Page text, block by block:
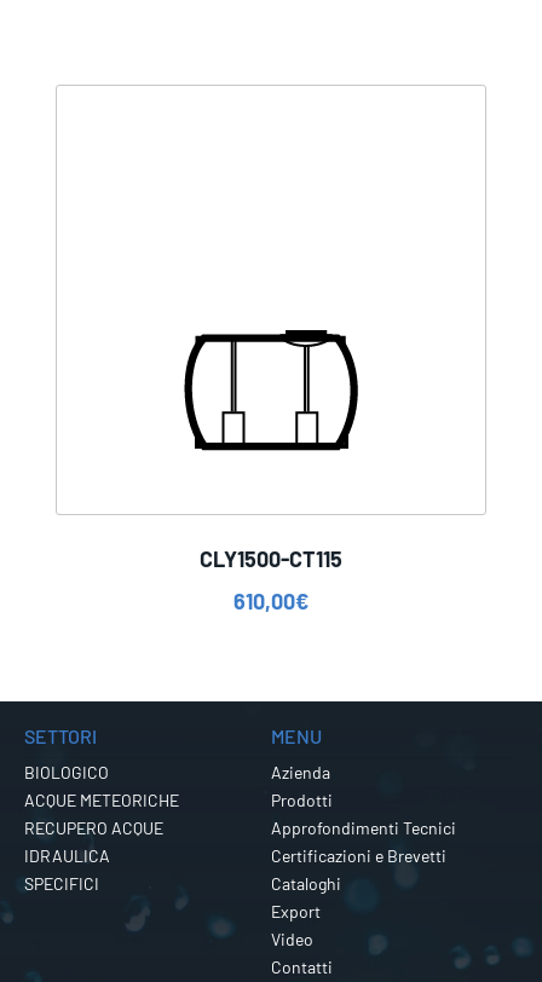
CLY1500-CT115
610,00€
SETTORI
BIOLOGICO
ACQUE METEORICHE
RECUPERO ACQUE
IDRAULICA
SPECIFICI
MENU
Azienda
Prodotti
Approfondimenti Tecnici
Certificazioni e Brevetti
Cataloghi
Export
Video
Contatti